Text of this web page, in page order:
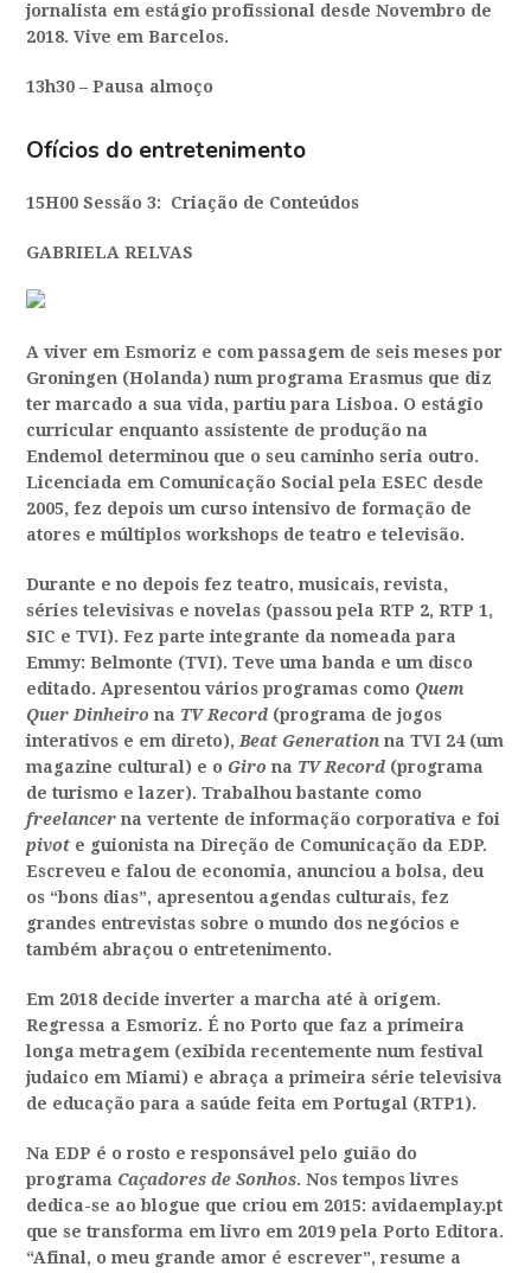
jornalista em estágio profissional desde Novembro de
2018. Vive em Barcelos.
13h30 –Pausa almoço
Ofícios do entretenimento
15H00 Sessão 3: Criação de Conteúdos
GABRIELA RELVAS
A viver em Esmoriz e com passagem de seis meses por
Groningen (Holanda) num programa Erasmus que diz
ter marcado a sua vida, partiu para Lisboa. O estágio
curricular enquanto assistente de produção na
Endemol determinou que o seu caminho seria outro.
Licenciada em Comunicação Social pela ESEC desde
2005, fez depois um curso intensivo de formação de
atores e múltiplos workshops de teatro e televisão.
Durante e no depois fez teatro, musicais, revista,
séries televisivas e novelas (passou pela RTP 2, RTP 1,
SIC e TVI). Fez parte integrante da nomeada para
Emmy: Belmonte (TVI). Teve uma banda e um disco
editado. Apresentou vários programas como Quem
Quer Dinheiro na TV Record (programa de jogos
interativos e em direto),Beat Generation na TVI 24 (um
magazine cultural) e o Giro na TV Record (programa
de turismo e lazer). Trabalhou bastante como
freelancer na vertente de informação corporativa e foi
pivot e guionista na Direção de Comunicação da EDP.
Escreveu e falou de economia, anunciou a bolsa, deu
os “bons dias”, apresentou agendas culturais, fez
grandes entrevistas sobre o mundo dos negócios e
também abraçou o entretenimento.
Em 2018 decide inverter a marcha até à origem.
Regressa a Esmoriz. É no Porto que faz a primeira
longa metragem (exibida recentemente num festival
judaico em Miami) e abraça a primeira série televisiva
de educação para a saúde feita em Portugal (RTP1).
Na EDP é o rosto e responsável pelo guião do
programa Caçadores de Sonhos. Nos tempos livres
dedica-se ao blogue que criou em 2015: avidaemplay.pt
que se transforma em livro em 2019 pela Porto Editora.
“Afinal, o meu grande amor é escrever”, resume a